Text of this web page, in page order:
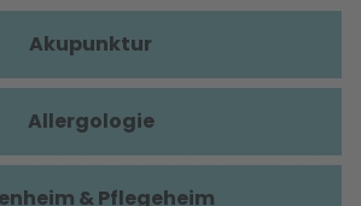
Akupunktur
Allergologie
& Pflegeheim